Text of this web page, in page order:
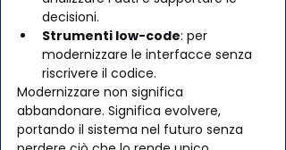
decisioni.
Strumenti low-code: per
modernizzare le interfacce senza
riscrivere il codice.
Modernizzare non significa
abbandonare. Significa evolvere,
portando il sistema nel futuro senza